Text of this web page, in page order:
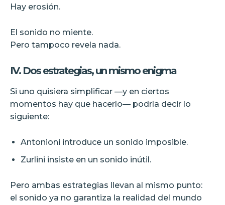
Hay erosión.
El sonido no miente.
Pero tampoco revela nada.
IV. Dos estrategias, un mismo enigma
Si uno quisiera simplificar —y en ciertos
momentos hay que hacerlo— podría decir lo
siguiente:
Antonioni introduce un sonido imposible.
Zurlini insiste en un sonido inútil.
Pero ambas estrategias llevan al mismo punto:
el sonido ya no garantiza la realidad del mundo